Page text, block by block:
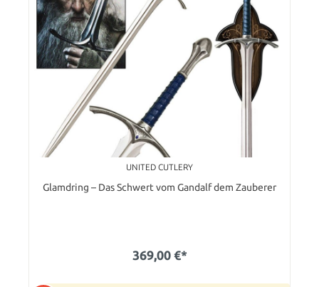
UNITED CUTLERY
Glamdring – Das Schwert vom Gandalf dem Zauberer
369,00 €*